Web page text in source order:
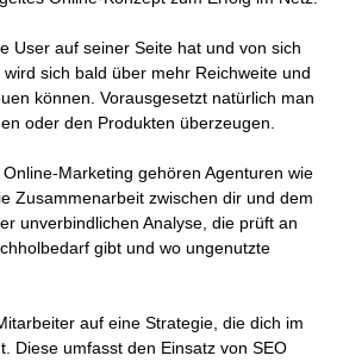
User auf seiner Seite hat und von sich
sich bald über mehr Reichweite und
können. Vorausgesetzt natürlich man
oder den Produkten überzeugen.
Marketing gehören Agenturen wie
Zusammenarbeit zwischen dir und dem
unverbindlichen Analyse, die prüft an
gibt und wo ungenutzte
auf eine Strategie, die dich im
Diese umfasst den Einsatz von SEO